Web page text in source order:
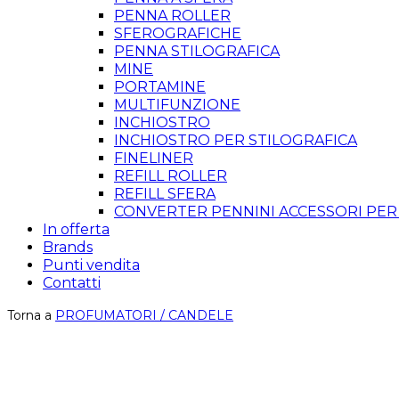
PENNA ROLLER
SFEROGRAFICHE
PENNA STILOGRAFICA
MINE
PORTAMINE
MULTIFUNZIONE
INCHIOSTRO
INCHIOSTRO PER STILOGRAFICA
FINELINER
REFILL ROLLER
REFILL SFERA
CONVERTER PENNINI ACCESSORI
In offerta
Brands
Punti vendita
Contatti
Torna a PROFUMATORI / CANDELE